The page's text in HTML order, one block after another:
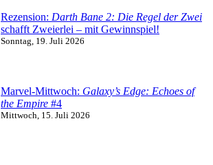
Rezension: Darth Bane 2: Die Regel der Zwei
schafft Zweierlei – mit Gewinnspiel!
Sonntag, 19. Juli 2026
Marvel-Mittwoch: Galaxy’s Edge: Echoes of
the Empire #4
Mittwoch, 15. Juli 2026